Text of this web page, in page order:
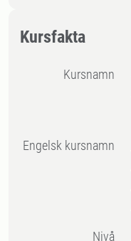
Kursfakta
Kursnamn
Engelsk kursnamn
Nivå